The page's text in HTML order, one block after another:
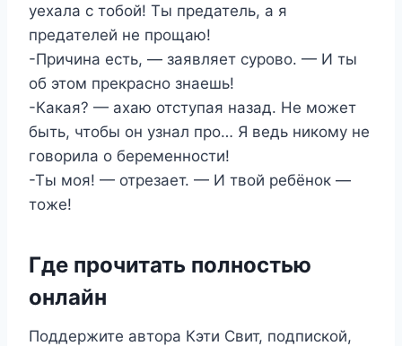
уехала с тобой! Ты предатель, а я
предателей не прощаю!
-Причина есть, — заявляет сурово. — И ты
об этом прекрасно знаешь!
-Какая? — ахаю отступая назад. Не может
быть, чтобы он узнал про… Я ведь никому не
говорила о беременности!
-Ты моя! — отрезает. — И твой ребёнок —
тоже!
Где прочитать полностью
онлайн
Поддержите автора Кэти Свит, подпиской,